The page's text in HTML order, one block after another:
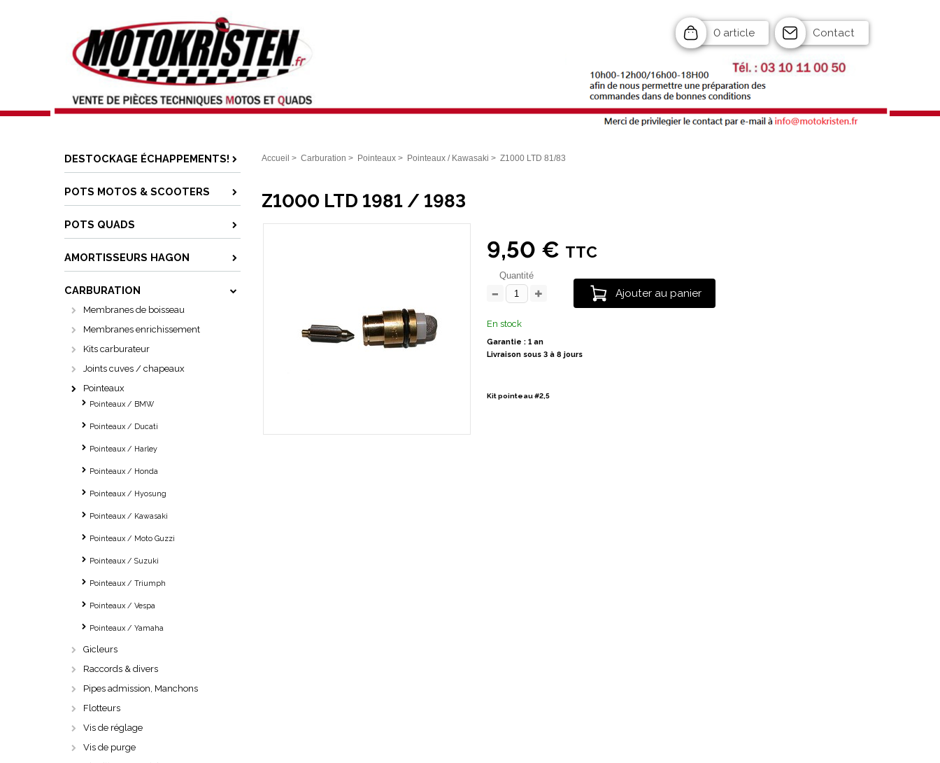
0 article Contact
DESTOCKAGE ÉCHAPPEMENTS!
POTS MOTOS & SCOOTERS
POTS QUADS
AMORTISSEURS HAGON
CARBURATION
Membranes de boisseau
Membranes enrichissement
Kits carburateur
Joints cuves / chapeaux
Pointeaux
Pointeaux / BMW
Pointeaux / Ducati
Pointeaux / Harley
Pointeaux / Honda
Pointeaux / Hyosung
Pointeaux / Kawasaki
Pointeaux / Moto Guzzi
Pointeaux / Suzuki
Pointeaux / Triumph
Pointeaux / Vespa
Pointeaux / Yamaha
Gicleurs
Raccords & divers
Pipes admission, Manchons
Flotteurs
Vis de réglage
Vis de purge
Accueil > Carburation > Pointeaux > Pointeaux / Kawasaki > Z1000 LTD 81/83
Z1000 LTD 1981 / 1983
9,50 € TTC
Quantité
Ajouter au panier
En stock
Garantie : 1 an
Livraison sous 3 à 8 jours
Kit pointeau #2,5